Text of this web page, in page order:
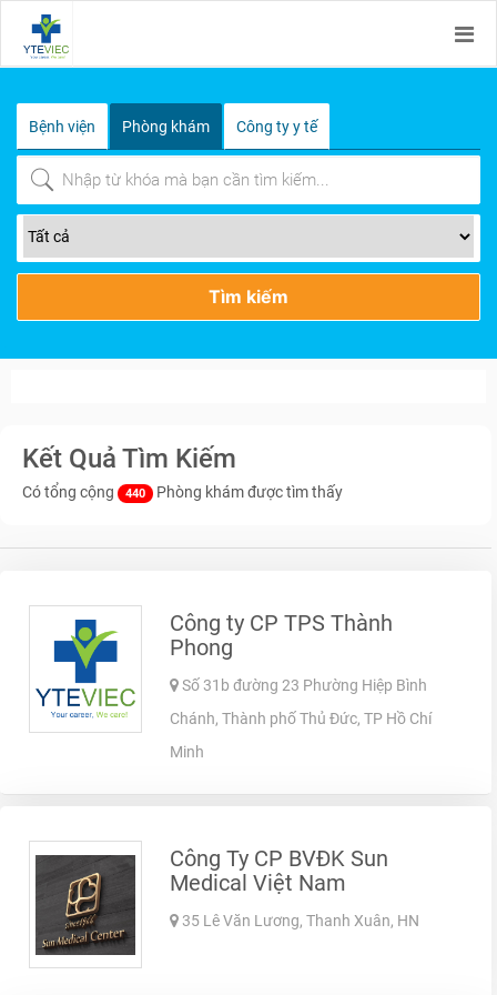
Bệnh viện Phòng khám Công ty y tế
Tìm kiếm
Kết Quả Tìm Kiếm
Có tổng cộng 440 Phòng khám được tìm thấy
Công ty CP TPS Thành
Phong
Số 31b đường 23 Phường Hiệp Bình
Chánh, Thành phố Thủ Đức, TP Hồ Chí
Minh
Công Ty CP BVĐK Sun
Medical Việt Nam
35 Lê Văn Lương, Thanh Xuân, HN